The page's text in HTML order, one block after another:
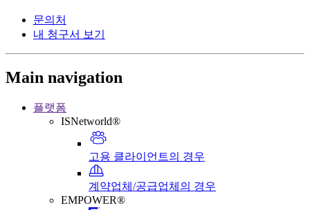
문의처
내 청구서 보기
Main navigation
플랫폼
ISNetworld®
고용 클라이언트의 경우
계약업체/공급업체의 경우
EMPOWER®